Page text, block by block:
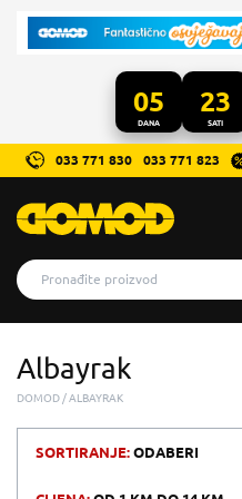
05
DANA
23
SATI
033 771 830 033 771 823
Albayrak
DOMOD ALBAYRAK
SORTIRANJE:ODABERI